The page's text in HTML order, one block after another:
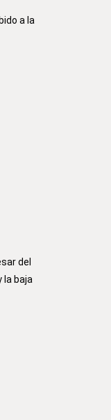
a la
del
la baja